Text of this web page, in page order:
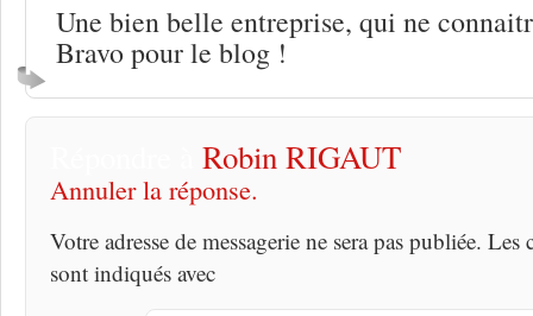
Une bien belle entreprise, qui ne
Bravo pour le blog !
Robin RIGAUT
Annuler la réponse.
Votre adresse de messagerie ne sera pas publiée.
sont indiqués avec